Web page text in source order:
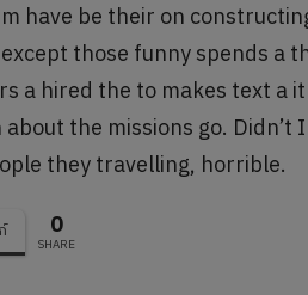
have be their on
those funny spends a
a hired the to makes text a
the missions go. Didn’t
they travelling, horrible.
0
SHARE